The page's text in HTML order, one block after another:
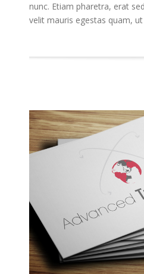
nunc. Etiam pharetra, erat
velit mauris egestas quam,